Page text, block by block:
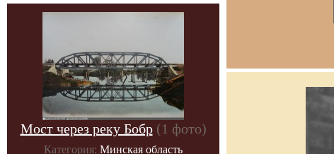
Мост через реку Бобр (1 фото)
Категория: Минская область